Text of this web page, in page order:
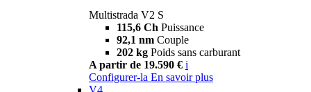
Multistrada V2 S
115,6 Ch Puissance
92,1 nm Couple
202 kg Poids sans carburant
A partir de 19.590 € i
Configurer-la En savoir plus
V4